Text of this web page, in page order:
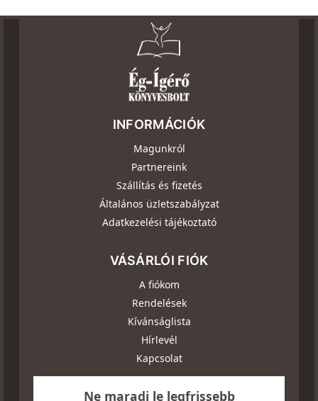
INFORMÁCIÓK
Magunkról
Partnereink
Szállítás és fizetés
Általános üzletszabályzat
Adatkezelési tájékoztató
VÁSÁRLÓI FIÓK
A fiókom
Rendelések
Kívánságlista
Hírlevél
Kapcsolat
Ne maradj le legfrissebb